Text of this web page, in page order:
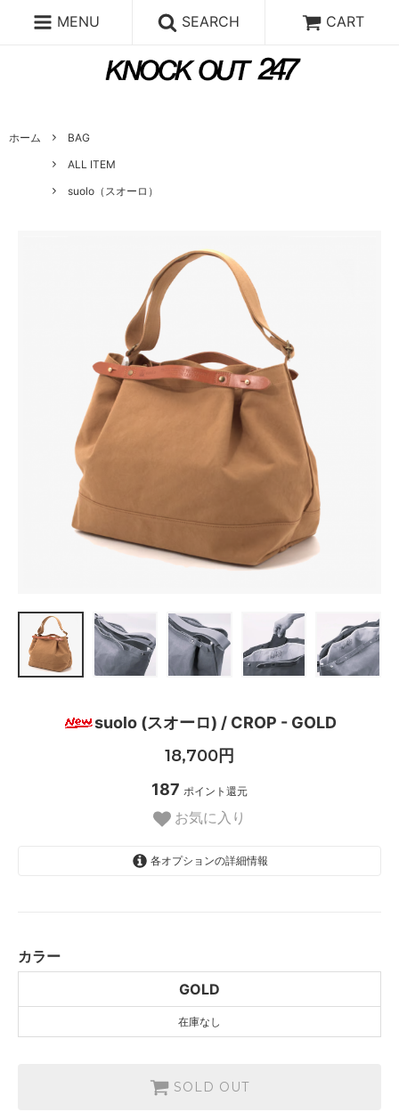
MENU SEARCH CART
ホーム
BAG
ALL ITEM
suolo（スオーロ）
suolo (スオーロ) / CROP - GOLD
18,700円
187 ポイント還元
お気に入り
各オプションの詳細情報
カラー
GOLD
在庫なし
SOLD OUT